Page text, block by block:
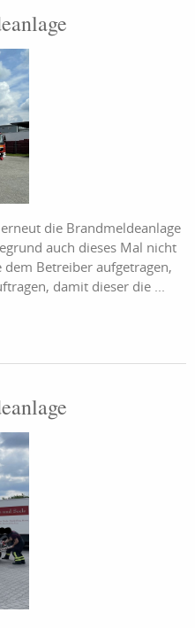
die Brandmeldeanlage
auch dieses Mal nicht
Betreiber aufgetragen,
damit dieser die ...